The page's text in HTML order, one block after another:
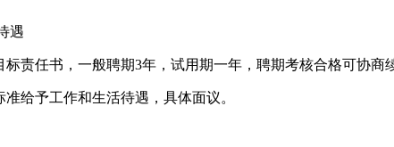
遇
责任书，一般聘期3年，试用期一年，聘期考核合格可协商
给予工作和生活待遇，具体面议。